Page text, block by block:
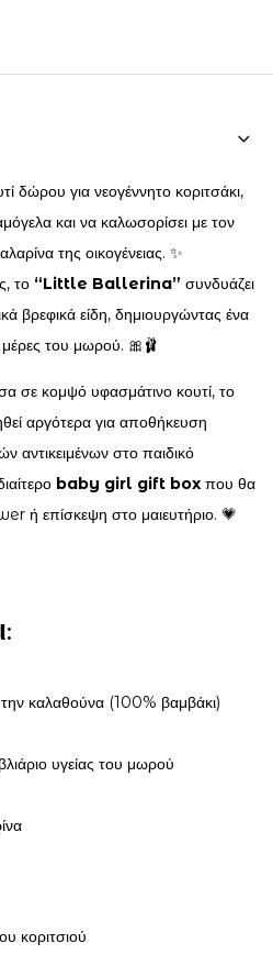
δώρου για νεογέννητο κοριτσάκι,
και να καλωσορίσει με τον
της οικογένειας. ✨
το “Little Ballerina” συνδυάζει
βρεφικά είδη, δημιουργώντας ένα
του μωρού. 🎀🩰
σε κομψό υφασμάτινο κουτί, το
αργότερα για αποθήκευση
αντικειμένων στο παιδικό
baby girl gift box που θα
ή επίσκεψη στο μαιευτήριο. 💗
καλαθούνα (100% βαμβάκι)
υγείας του μωρού
κοριτσιού